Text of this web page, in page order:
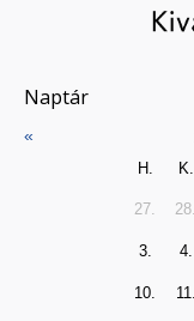
Naptár
«
H. K.
27. 28.
3. 4.
10. 11.